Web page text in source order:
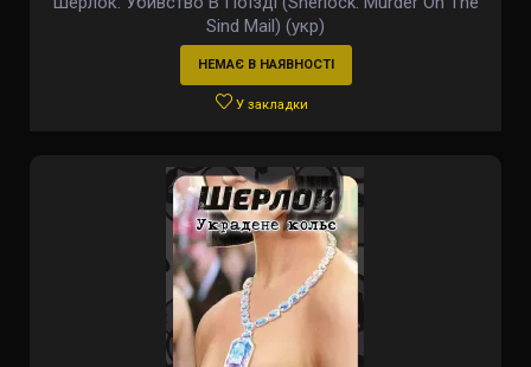
Sind Mail) (укр)
НЕМАЄ В НАЯВНОСТІ
У закладки